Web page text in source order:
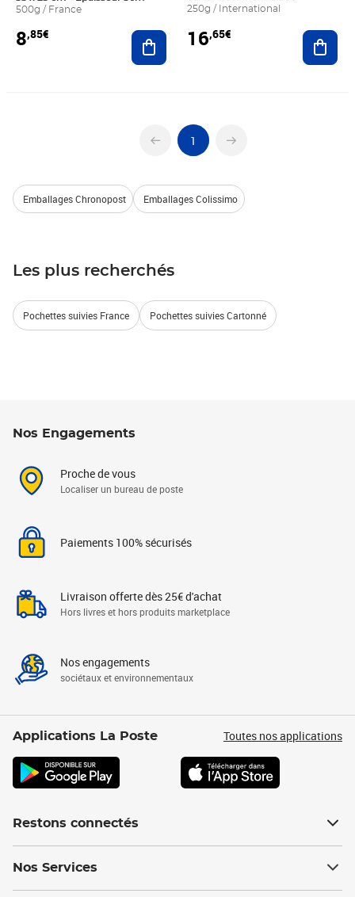
500g / France
8,85€ Ajouter au panier
250g / International
16,65€
1
Emballages Chronopost Emballages Colissimo
Les plus recherchés
Pochettes suivies France Pochettes suivies Cartonné
Nos Engagements
Proche de vous
Localiser un bureau de poste
Paiements 100% sécurisés
Livraison offerte dès 25€ d'achat
Hors livres et hors produits marketplace
Nos engagements
sociétaux et environnementaux
Applications La Poste Toutes nos applications
Restons connectés
Nos Services